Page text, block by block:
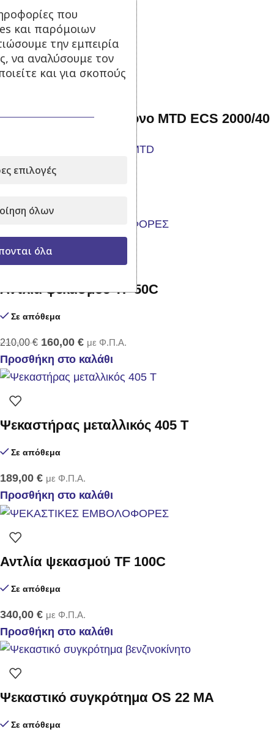
99,00€ με Φ.Π.Α.
Προσθήκη στο καλάθι
-20%
Ηλεκτρικό Αλυσοπρίονο MTD ECS 2000/40
Προσθήκη στο καλάθι
Αντλία ψεκασμού TF 50C
Σε απόθεμα
210,00€ 160,00 € με Φ.Π.Α.
Προσθήκη στο καλάθι
Ψεκαστήρας μεταλλικός 405 Τ
Σε απόθεμα
189,00 € με Φ.Π.Α.
Προσθήκη στο καλάθι
Αντλία ψεκασμού TF 100C
Σε απόθεμα
340,00 € με Φ.Π.Α.
Προσθήκη στο καλάθι
Ψεκαστικό συγκρότημα OS 22 MA
Σε απόθεμα
που
και παρόμοιων
την εμπειρία
να αναλύσουμε τον
και για σκοπούς
επιλογές
όλων
όλα